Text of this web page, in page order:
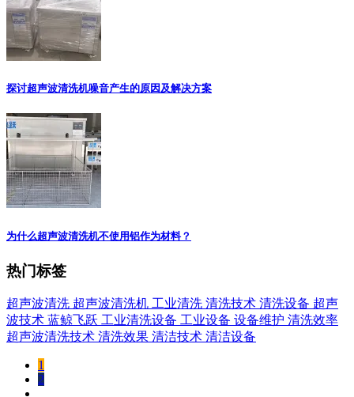
探讨超声波清洗机噪音产生的原因及解决方案
为什么超声波清洗机不使用铝作为材料？
热门标签
超声波清洗 超声波清洗机 工业清洗 清洗技术 清洗设备 超声
波技术 蓝鲸飞跃 工业清洗设备 工业设备 设备维护 清洗效率
超声波清洗技术 清洗效果 清洁技术 清洁设备
1
2